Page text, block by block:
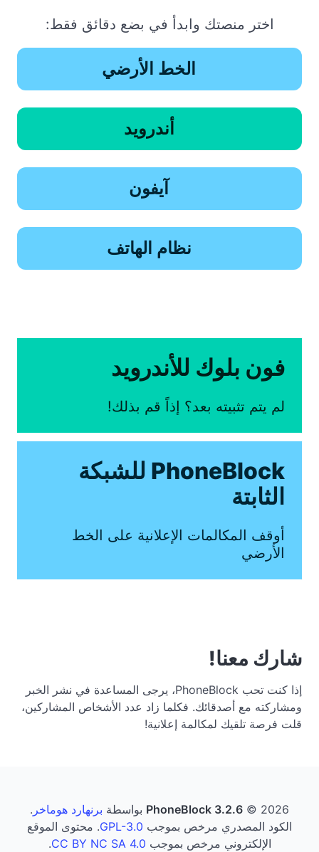
اختر منصتك وابدأ في بضع دقائق فقط:
الخط الأرضي
أندرويد
آيفون
نظام الهاتف
فون بلوك للأندرويد
لم يتم تثبيته بعد؟ إذاً قم بذلك!
PhoneBlock للشبكة
الثابتة
أوقف المكالمات الإعلانية على الخط
الأرضي
شارك معنا!
إذا كنت تحب PhoneBlock، يرجى المساعدة في نشر الخبر
ومشاركته مع أصدقائك. فكلما زاد عدد الأشخاص المشاركين،
قلت فرصة تلقيك لمكالمة إعلانية!
PhoneBlock 3.2.6 © 2026 بواسطة برنهارد هوماخر .
الكود المصدري مرخص بموجب GPL-3.0. محتوى الموقع
الإلكتروني مرخص بموجب CC BY NC SA 4.0
.